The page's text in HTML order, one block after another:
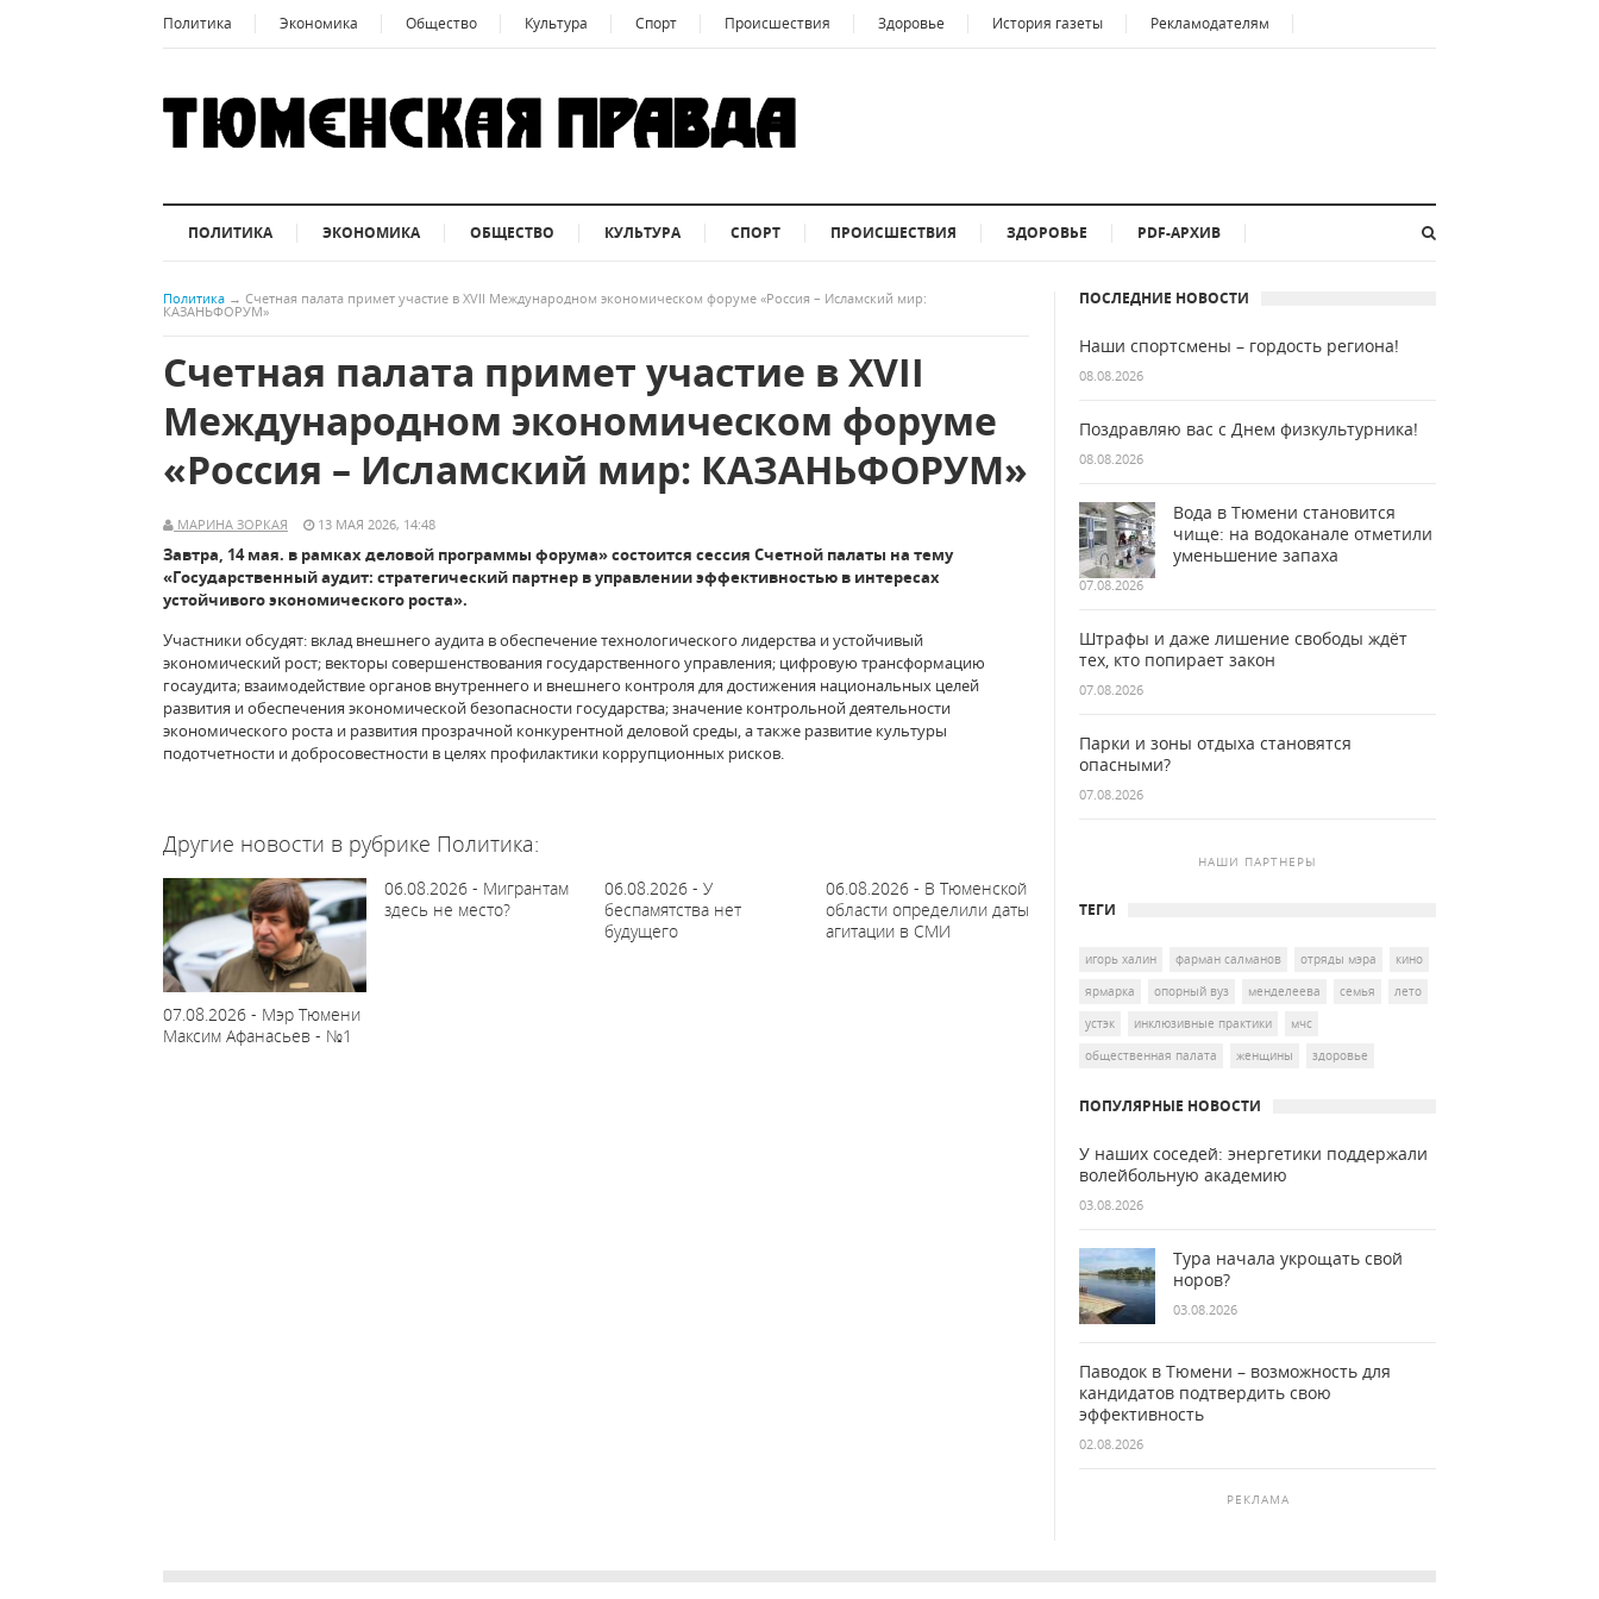
Политика Экономика Общество Культура Спорт Происшествия Здоровье История газеты Рекламодателям
ПОЛИТИКА ЭКОНОМИКА ОБЩЕСТВО КУЛЬТУРА СПОРТ ПРОИСШЕСТВИЯ ЗДОРОВЬЕ PDF-АРХИВ
Политика → Счетная палата примет участие в XVII Международном экономическом форуме «Россия – Исламский мир:
КАЗАНЬФОРУМ»
Счетная палата примет участие в XVII
Международном экономическом форуме
«Россия – Исламский мир: КАЗАНЬФОРУМ»
МАРИНА ЗОРКАЯ 13 МАЯ 2026, 14:48
Завтра, 14 мая. в рамках деловой программы форума» состоится сессия Счетной палаты на тему
«Государственный аудит: стратегический партнер в управлении эффективностью в интересах
устойчивого экономического роста».
Участники обсудят: вклад внешнего аудита в обеспечение технологического лидерства и устойчивый
экономический рост; векторы совершенствования государственного управления; цифровую трансформацию
госаудита; взаимодействие органов внутреннего и внешнего контроля для достижения национальных целей
развития и обеспечения экономической безопасности государства; значение контрольной деятельности
экономического роста и развития прозрачной конкурентной деловой среды, а также развитие культуры
подотчетности и добросовестности в целях профилактики коррупционных рисков.
Другие новости в рубрике Политика:
07.08.2026 - Мэр Тюмени
Максим Афанасьев - №1
06.08.2026 - Мигрантам
здесь не место?
06.08.2026 - У
беспамятства нет
будущего
06.08.2026 - В Тюменской
области определили даты
агитации в СМИ
ПОСЛЕДНИЕ НОВОСТИ
Наши спортсмены – гордость региона!
08.08.2026
Поздравляю вас с Днем физкультурника!
08.08.2026
Вода в Тюмени становится
чище: на водоканале отметили
уменьшение запаха
07.08.2026
Штрафы и даже лишение свободы ждёт
тех, кто попирает закон
07.08.2026
Парки и зоны отдыха становятся
опасными?
07.08.2026
НАШИ ПАРТНЕРЫ
ТЕГИ
игорь халин фарман салманов отряды мэра
кино
ярмарка
опорный вуз менделеева семья
лето
устэк
инклюзивные практики
мчс
общественная палата
женщины здоровье
ПОПУЛЯРНЫЕ НОВОСТИ
У наших соседей: энергетики поддержали
волейбольную академию
03.08.2026
Тура начала укрощать свой
норов?
03.08.2026
Паводок в Тюмени – возможность для
кандидатов подтвердить свою
эффективность
02.08.2026
РЕКЛАМА